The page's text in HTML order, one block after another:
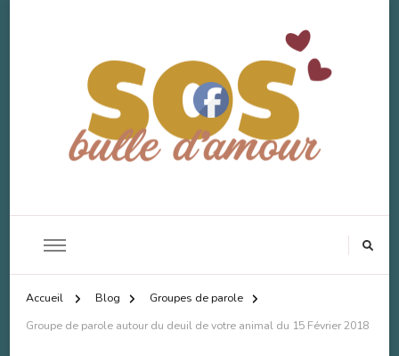
SOS Bulle d'Amour
Accueil Blog
Groupes de parole
Groupe de parole autour du deuil de votre animal du 15 Février 2018